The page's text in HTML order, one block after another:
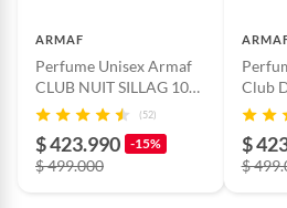
ARMAF
Perfume Unisex Armaf
CLUB NUIT SILLAG 100
ml Eau de parfum
(52)
$ 423.990 -15%
$ 499.000
Club
Ml
$
$